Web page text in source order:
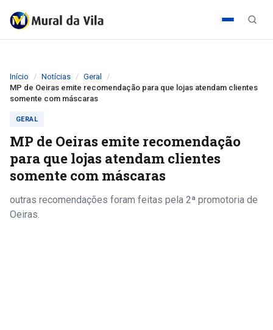
Início Notícias
Geral
MP de Oeiras emite recomendação para que lojas atendam clientes
somente com máscaras
GERAL
MP de Oeiras emite recomendação
para que lojas atendam clientes
somente com máscaras
outras recomendações foram feitas pela 2ª promotoria de
Oeiras.